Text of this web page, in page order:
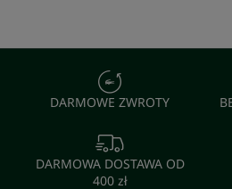
DARMOWE ZWROTY
DARMOWA DOSTAWA OD
400 zł